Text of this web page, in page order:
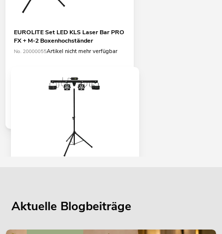
EUROLITE Set LED KLS Laser Bar PRO
FX + M-2 Boxenhochständer
No. 20000055Artikel nicht mehr verfügbar
Aktuelle Blogbeiträge